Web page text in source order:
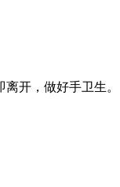
开，做好手卫生。